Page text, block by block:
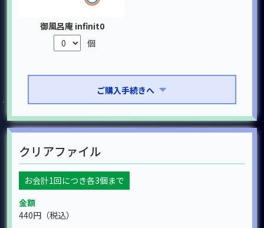
御風呂庵 infinit0
個
ご購入手続きへ
クリアファイル
お会計1回につき各3個まで
金額
440円 （税込）